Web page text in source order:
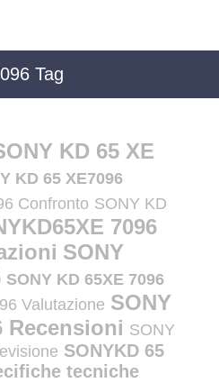
Tag
KD 65 XE
KD 65 XE7096
Confronto SONY KD
7096
SONY
SONY KD 65XE 7096
Valutazione SONY
Recensioni SONY
SONYKD 65
tecniche